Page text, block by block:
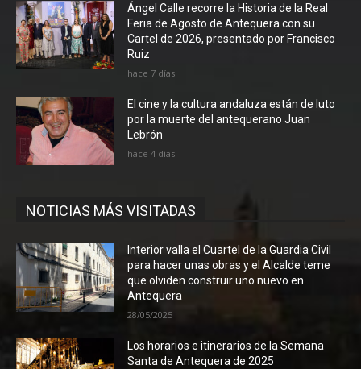
Ángel Calle recorre la Historia de la Real
Feria de Agosto de Antequera con su
Cartel de 2026, presentado por Francisco
Ruiz
hace 7 días
El cine y la cultura andaluza están de luto
por la muerte del antequerano Juan
Lebrón
hace 4 días
NOTICIAS MÁS VISITADAS
Interior valla el Cuartel de la Guardia Civil
para hacer unas obras y el Alcalde teme
que olviden construir uno nuevo en
Antequera
28/05/2025
Los horarios e itinerarios de la Semana
Santa de Antequera de 2025